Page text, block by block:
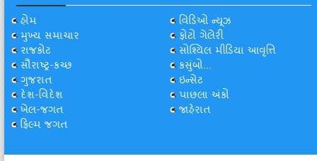
હોમ
મુખ્ય સમાચાર
રાજકોટ
સૌરાષ્ટ્ર-કચ્છ
ગુજરાત
દેશ-વિદેશ
ખેલ-જગત
ફિલ્મ જગત
વિડિઓ ન્યૂઝ
ફોટો ગેલેરી
સોશ્યિલ મીડિયા આવૃત્તિ
કસુંબો...
ઇન્સેટ
પાછલા અંકો
જાહેરાત